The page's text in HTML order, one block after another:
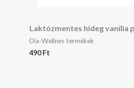
Laktózmentes hideg vanília
Dia-Wellnes termékek
490Ft